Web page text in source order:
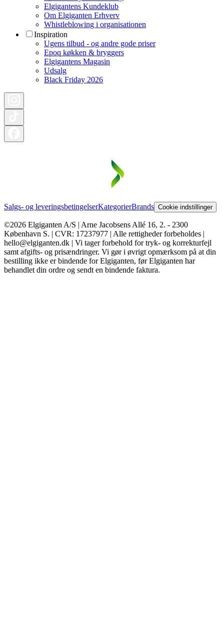
Elgigantens Kundeklub
Om Elgiganten Erhverv
Whistleblowing i organisationen
Inspiration
Ugens tilbud - og andre gode priser
Epoq køkken & bryggers
Elgigantens Magasin
Udsalg
Black Friday 2026
Salgs- og leveringsbetingelserKategorierBrands Cookie indstillinger
©2026 Elgiganten A/S | Arne Jacobsens Allé 16, 2. - 2300
København S. | CVR: 17237977 | Alle rettigheder forbeholdes |
hello@elgiganten.dk | Vi tager forbehold for tryk- og korrekturfejl
samt afgifts- og prisændringer. Vi gør i øvrigt opmærksom på at din
bestilling ikke er bindende for Elgiganten, før Elgiganten har
behandlet din ordre og sendt en bindende faktura.